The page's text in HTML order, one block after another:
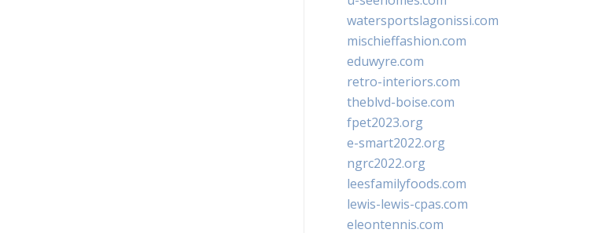
watersportslagonissi.com
mischieffashion.com
eduwyre.com
retro-interiors.com
theblvd-boise.com
fpet2023.org
e-smart2022.org
ngrc2022.org
leesfamilyfoods.com
lewis-lewis-cpas.com
eleontennis.com